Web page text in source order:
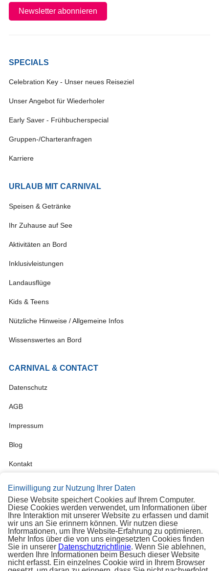
Newsletter abonnieren
SPECIALS
Celebration Key - Unser neues Reiseziel
Unser Angebot für Wiederholer
Early Saver - Frühbucherspecial
Gruppen-/Charteranfragen
Karriere
URLAUB MIT CARNIVAL
Speisen & Getränke
Ihr Zuhause auf See
Aktivitäten an Bord
Inklusivleistungen
Landausflüge
Kids & Teens
Nützliche Hinweise / Allgemeine Infos
Wissenswertes an Bord
CARNIVAL & CONTACT
Datenschutz
AGB
Impressum
Blog
Kontakt
Carnival Online Check-In
Kabinengrüsse
Presse
Carnival Check-In Ausfüllhilfe (PDF)
Einwilligung zur Nutzung Ihrer Daten
Diese Website speichert Cookies auf Ihrem Computer.
Diese Cookies werden verwendet, um Informationen über
Ihre Interaktion mit unserer Website zu erfassen und damit
wir uns an Sie erinnern können. Wir nutzen diese
Informationen, um Ihre Website-Erfahrung zu optimieren.
Mehr Infos über die von uns eingesetzten Cookies finden
Sie in unserer Datenschutzrichtlinie. Wenn Sie ablehnen,
werden Ihre Informationen beim Besuch dieser Website
nicht erfasst. Ein einzelnes Cookie wird in Ihrem Browser